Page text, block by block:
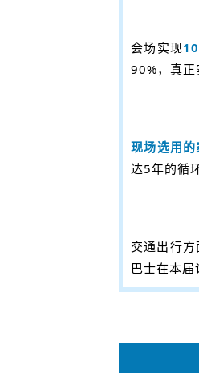
会场实现
90%，真正
现场选用
达5年的循
交通出行方
巴士在本届